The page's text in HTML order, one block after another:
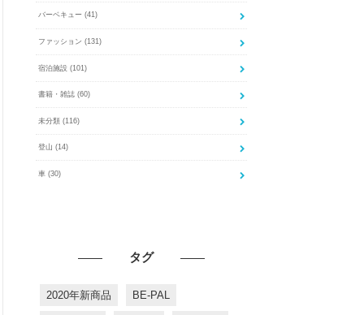
バーベキュー (41)
ファッション (131)
宿泊施設 (101)
書籍・雑誌 (60)
未分類 (116)
登山 (14)
車 (30)
タグ
2020年新商品 BE-PAL